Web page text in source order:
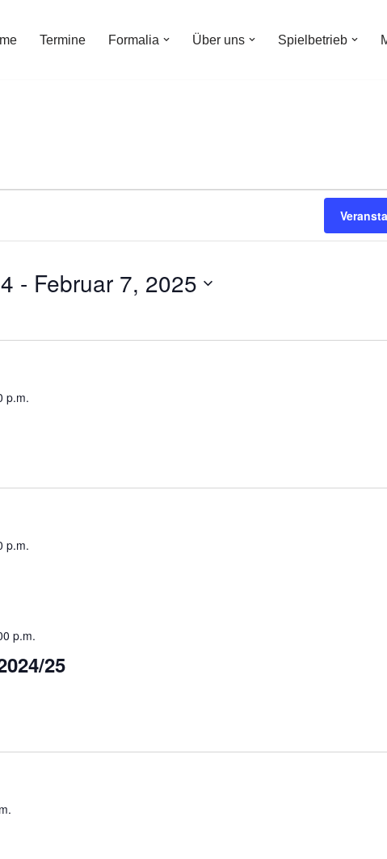
Termine Formalia Über uns Spielbetrieb
- Februar 7, 2025
p.m.
p.m.
25
p.m.